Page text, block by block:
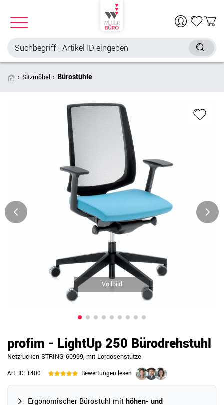
Sitzmöbel Bürostühle
Vollbild
profim - LightUp 250 Bürodrehstuhl
Netzrücken STRING 60999, mit Lordosenstütze
Art.-ID: 1400 Bewertungen lesen
Ergonomischer Bürostuhl mithöhen- und